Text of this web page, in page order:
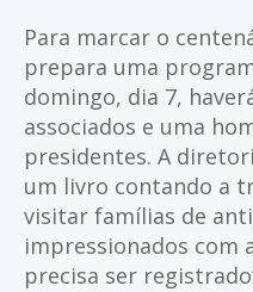
Para marcar o
prepara uma
domingo, dia 7,
associados e uma
presidentes. A
um livro contando a
visitar famílias de
impressionados com
precisa ser